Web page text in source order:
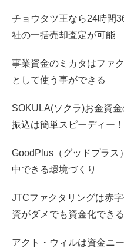
チョウタツ王なら24時間
社の一括売却査定が可能
事業資金のミカタはファ
として使う事ができる
SOKULA(ソクラ)お金資
振込は簡単スピーディー！
GoodPlus（グッドプラス
中できる環境づくり
JTCファクタリングは赤
資がダメでも資金化できる
アクト・ウィルは資金ニ